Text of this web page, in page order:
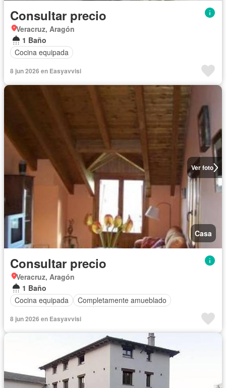
Consultar precio
Veracruz, Aragón
1 Baño
Cocina equipada
8 jun 2026 en Easyavvisi
Ver foto
Casa
Consultar precio
Veracruz, Aragón
1 Baño
Cocina equipada
Completamente amueblado
8 jun 2026 en Easyavvisi